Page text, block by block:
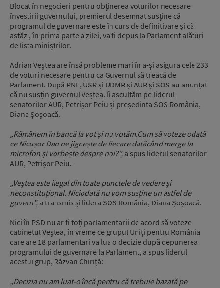
Blocat în negocieri pentru obținerea voturilor necesare
învestirii guvernului, premierul desemnat susține că
programul de guvernare este în curs de definitivare și că
astăzi, în prima parte a zilei, va fi depus la Parlament alături
de lista miniștrilor.
Adrian Veștea are însă probleme mari în a-și asigura cele 233
de voturi necesare pentru ca Guvernul să treacă de
Parlament. După PNL, USR și UDMR și AUR și SOS au anunțat
că nu susțin guvernul Veștea. Îi ascultăm pe liderul
senatorilor AUR, Petrișor Peiu și președinta SOS România,
Diana Șoșoacă.
„Rămânem în bancă la vot și nu votăm.Cum să voteze odată
ce Nicușor Dan ne jignește de fiecare datăcând merge la
microfon și vorbește despre noi?”, a spus liderul senatorilor
AUR, Petrișor Peiu.
„Veștea este ilegal din toate punctele de vedere și
neconstituțional. Niciodată nu vom susține un astfel de
guvern”, a transmis și lidera SOS România, Diana Șoșoacă.
Nici în PSD nu ar fi toți parlamentarii de acord să voteze
cabinetul Veștea, în vreme ce grupul Uniți pentru România
care are 18 parlamentari va lua o decizie după depunerea
programului de guvernare la Parlament, a spus liderul
acestui grup, Răzvan Chiriță:
„Decizia nu am luat-o încă pentru că trebuie bazată pe